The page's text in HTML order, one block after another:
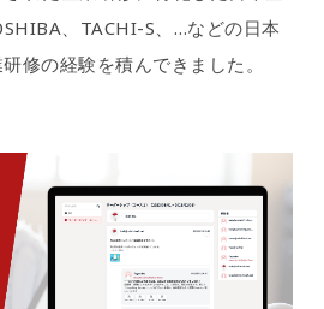
、TACHI-S、…などの日本
修の経験を積んできました。